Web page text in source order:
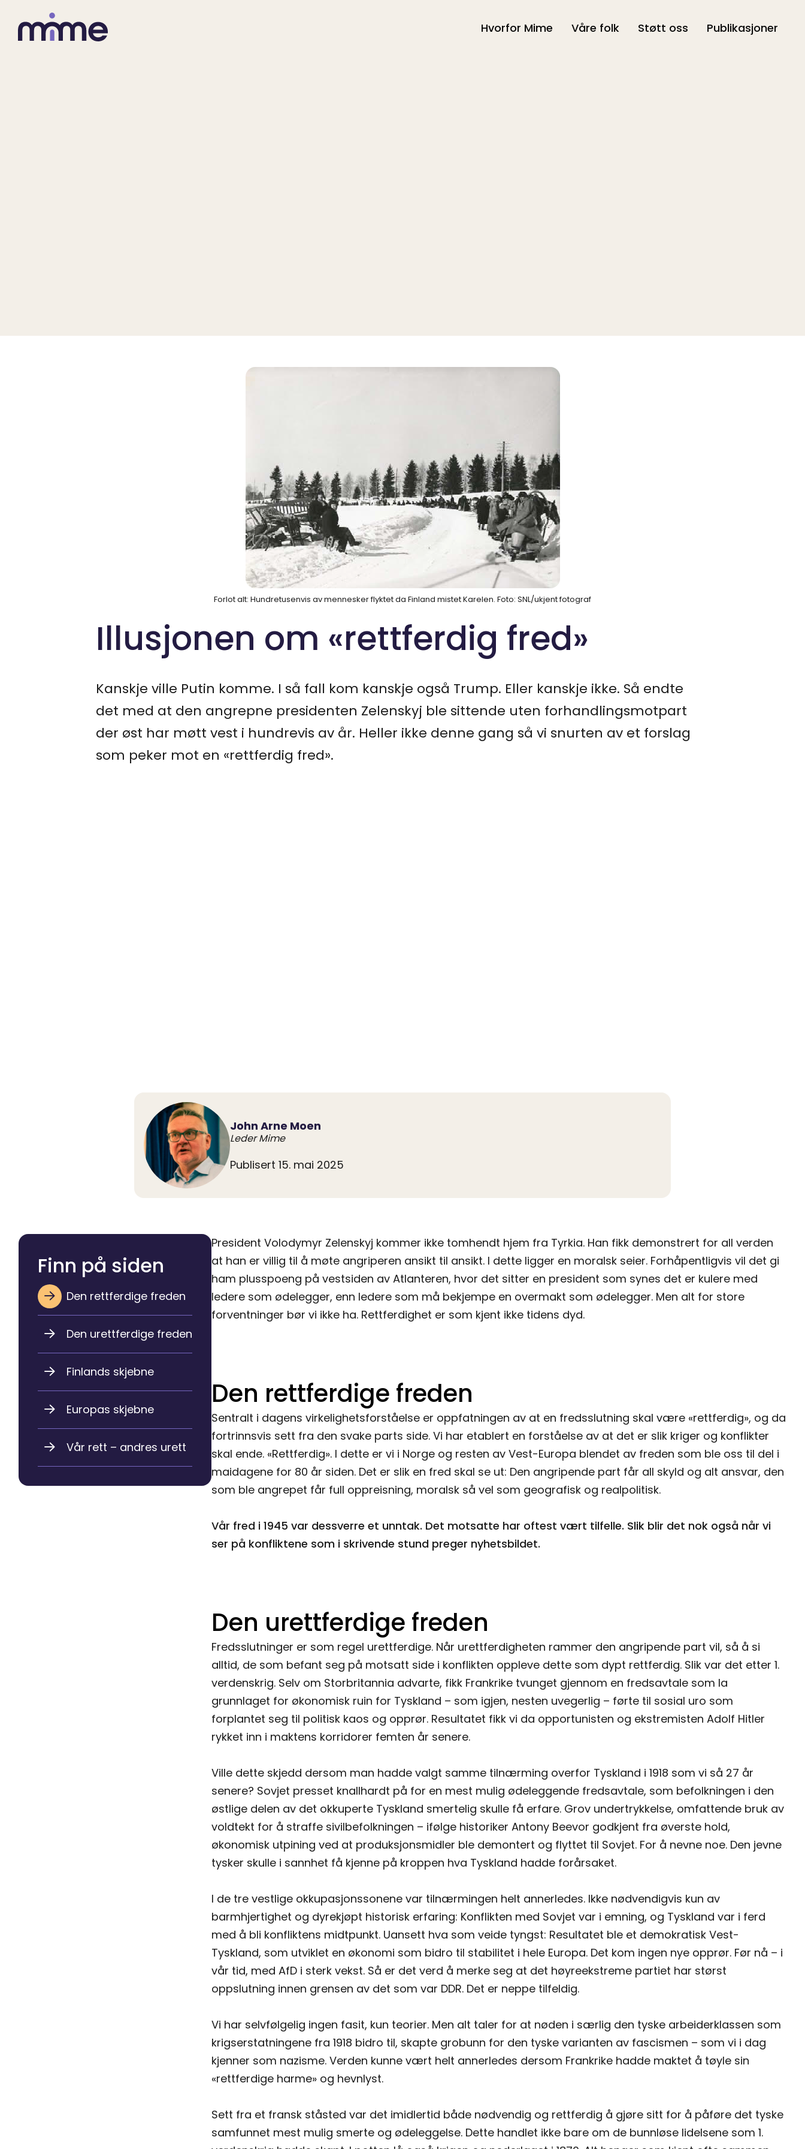
Hvorfor Mime Våre folk Støtt oss Publikasjoner
Forlot alt: Hundretusenvis av mennesker flyktet da Finland mistet Karelen. Foto: SNL/ukjent fotograf
Illusjonen om «rettferdig fred»
Kanskje ville Putin komme. I så fall kom kanskje også Trump. Eller kanskje ikke. Så endte
det med at den angrepne presidenten Zelenskyj ble sittende uten forhandlingsmotpart
der øst har møtt vest i hundrevis av år. Heller ikke denne gang så vi snurten av et forslag
som peker mot en «rettferdig fred».
John Arne Moen
Leder Mime
Publisert 15. mai 2025
President Volodymyr Zelenskyj kommer ikke tomhendt hjem fra Tyrkia. Han fikk demonstrert for all verden
at han er villig til å møte angriperen ansikt til ansikt. I dette ligger en moralsk seier. Forhåpentligvis vil det gi
ham plusspoeng på vestsiden av Atlanteren, hvor det sitter en president som synes det er kulere med
ledere som ødelegger, enn ledere som må bekjempe en overmakt som ødelegger. Men alt for store
forventninger bør vi ikke ha. Rettferdighet er som kjent ikke tidens dyd.
Den rettferdige freden
Sentralt i dagens virkelighetsforståelse er oppfatningen av at en fredsslutning skal være «rettferdig», og da
fortrinnsvis sett fra den svake parts side. Vi har etablert en forståelse av at det er slik kriger og konflikter
skal ende. «Rettferdig». I dette er vi i Norge og resten av Vest-Europa blendet av freden som ble oss til del i
maidagene for 80 år siden. Det er slik en fred skal se ut: Den angripende part får all skyld og alt ansvar, den
som ble angrepet får full oppreisning, moralsk så vel som geografisk og realpolitisk.
Vår fred i 1945 var dessverre et unntak. Det motsatte har oftest vært tilfelle. Slik blir det nok også når vi
ser på konfliktene som i skrivende stund preger nyhetsbildet.
Den urettferdige freden
Fredsslutninger er som regel urettferdige. Når urettferdigheten rammer den angripende part vil, så å si
alltid, de som befant seg på motsatt side i konflikten oppleve dette som dypt rettferdig. Slik var det etter 1.
verdenskrig. Selv om Storbritannia advarte, fikk Frankrike tvunget gjennom en fredsavtale som la
grunnlaget for økonomisk ruin for Tyskland – som igjen, nesten uvegerlig – førte til sosial uro som
forplantet seg til politisk kaos og opprør. Resultatet fikk vi da opportunisten og ekstremisten Adolf Hitler
rykket inn i maktens korridorer femten år senere.
Ville dette skjedd dersom man hadde valgt samme tilnærming overfor Tyskland i 1918 som vi så 27 år
senere? Sovjet presset knallhardt på for en mest mulig ødeleggende fredsavtale, som befolkningen i den
østlige delen av det okkuperte Tyskland smertelig skulle få erfare. Grov undertrykkelse, omfattende bruk av
voldtekt for å straffe sivilbefolkningen – ifølge historiker Antony Beevor godkjent fra øverste hold,
økonomisk utpining ved at produksjonsmidler ble demontert og flyttet til Sovjet. For å nevne noe. Den jevne
tysker skulle i sannhet få kjenne på kroppen hva Tyskland hadde forårsaket.
I de tre vestlige okkupasjonssonene var tilnærmingen helt annerledes. Ikke nødvendigvis kun av
barmhjertighet og dyrekjøpt historisk erfaring: Konflikten med Sovjet var i emning, og Tyskland var i ferd
med å bli konfliktens midtpunkt. Uansett hva som veide tyngst: Resultatet ble et demokratisk Vest-
Tyskland, som utviklet en økonomi som bidro til stabilitet i hele Europa. Det kom ingen nye opprør. Før nå – i
vår tid, med AfD i sterk vekst. Så er det verd å merke seg at det høyreekstreme partiet har størst
oppslutning innen grensen av det som var DDR. Det er neppe tilfeldig.
Vi har selvfølgelig ingen fasit, kun teorier. Men alt taler for at nøden i særlig den tyske arbeiderklassen som
krigserstatningene fra 1918 bidro til, skapte grobunn for den tyske varianten av fascismen – som vi i dag
kjenner som nazisme. Verden kunne vært helt annerledes dersom Frankrike hadde maktet å tøyle sin
«rettferdige harme» og hevnlyst.
Sett fra et fransk ståsted var det imidlertid både nødvendig og rettferdig å gjøre sitt for å påføre det tyske
samfunnet mest mulig smerte og ødeleggelse. Dette handlet ikke bare om de bunnløse lidelsene som 1.
Finn på siden
Den rettferdige freden
Den urettferdige freden
Finlands skjebne
Europas skjebne
Vår rett – andres urett